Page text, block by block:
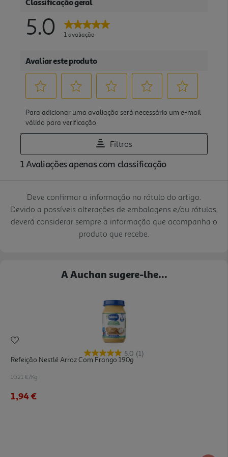
Deve confirmar a informação no rótulo do artigo.
Devido a possíveis alterações de embalagens e/ou rótulos,
deverá considerar sempre a informação que acompanha o
produto que recebe.
A Auchan sugere-lhe...
5.0 (1)
Refeição Nestlé Arroz Com Frango 190g
10.21 €/Kg
1,94 €